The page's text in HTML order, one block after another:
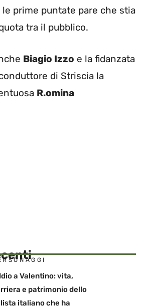
prime puntate pare che stia
tra il pubblico.
Biagio Izzo e la fidanzata
di Striscia la
R.omina
a Valentino: vita,
e patrimonio dello
italiano che ha